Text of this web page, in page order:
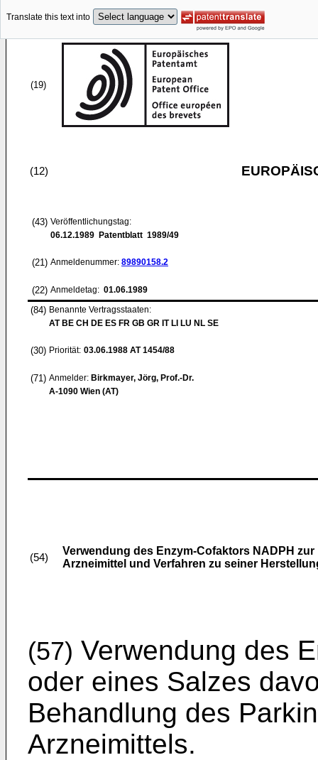
Translate this text into
(19)
(12)
(43) Veröffentlichungstag:
06.12.1989 Patentblatt 1989/49
(21) Anmeldenummer: 89890158.2
(22) Anmeldetag: 01.06.1989
(84) Benannte Vertragsstaaten:
AT BE CH DE ES FR GB GR IT LI LU NL SE
(30) Priorität: 03.06.1988 AT 1454/88
(71) Anmelder: Birkmayer, Jörg, Prof.-Dr.
A-1090 Wien (AT)
(54)
Verwendung des Enzym-Cofaktors NADPH
Arzneimittel und Verfahren zu seiner
(57) Verwendung des
oder eines Salzes
Behandlung des
Arzneimittels.